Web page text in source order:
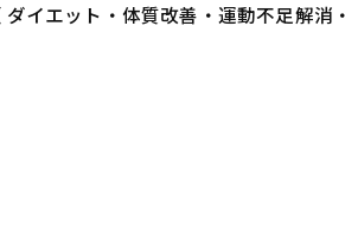
イエット・体質改善・運動不足解消